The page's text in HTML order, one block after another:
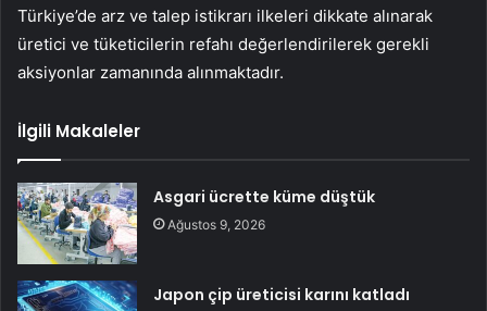
Türkiye’de arz ve talep istikrarı ilkeleri dikkate alınarak
üretici ve tüketicilerin refahı değerlendirilerek gerekli
aksiyonlar zamanında alınmaktadır.
İlgili Makaleler
Asgari ücrette küme düştük
Ağustos 9, 2026
Japon çip üreticisi karını katladı